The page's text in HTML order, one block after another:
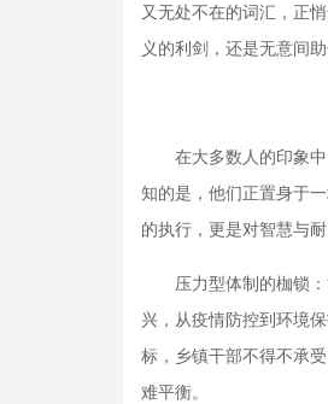
又无处不在的词汇，正
义的利剑，还是无意间
在大多数人的印象中
知的是，他们正置身于
的执行，更是对智慧与耐
压力型体制的枷锁：“
兴，从疫情防控到环境
标，乡镇干部不得不承
难平衡。